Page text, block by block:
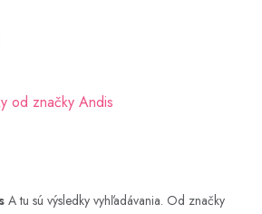
od značky Andis
A tu sú výsledky vyhľadávania. Od značky